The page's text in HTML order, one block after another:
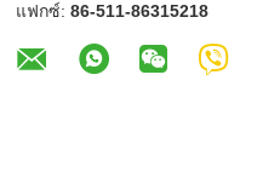
แฟกซ์: 86-511-86315218